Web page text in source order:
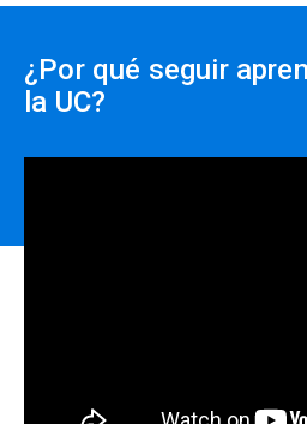
dinero.
¿Por qué seguir
la UC?